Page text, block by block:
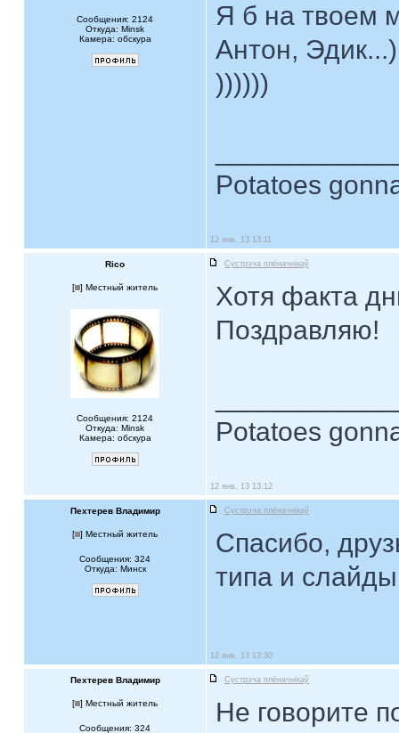
Сообщения: 2124
Откуда: Minsk
Камера: обскура
Я б на твоем
Антон,
))))))
Potatoes
12 янв, 13 13:11
Rico Сустрэча плёначнiкаў
[ ] Местный житель
Сообщения: 2124
Откуда: Minsk
Камера: обскура
Хотя факта
Поздравляю!
Potatoes
12 янв, 13 13:12
Пехтерев Владимир Сустрэча плёначнiкаў
[ ] Местный житель
Сообщения: 324
Откуда: Минск
Спасибо,
типа и
12 янв, 13 13:30
Пехтерев Владимир Сустрэча плёначнiкаў
[ ] Местный житель
Сообщения: 324
Не говорите